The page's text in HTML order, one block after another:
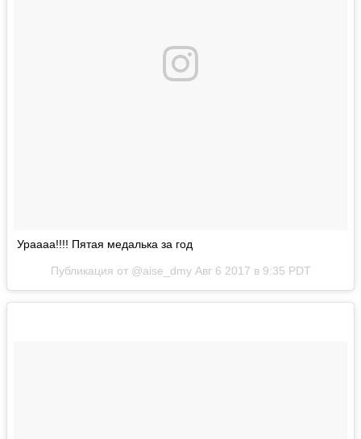
Ураааа!!!! Пятая медалька за год
Публикация от @aise_dmy Авг 6 2017 в 9:35 PDT